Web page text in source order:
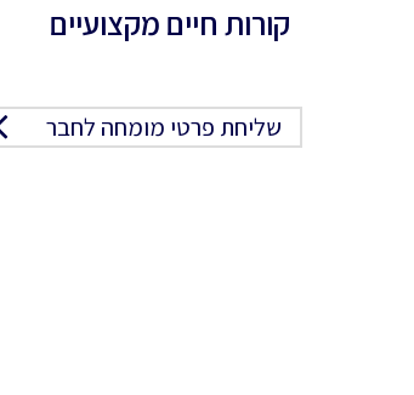
קורות חיים מקצועיים
שליחת פרטי מומחה לחבר